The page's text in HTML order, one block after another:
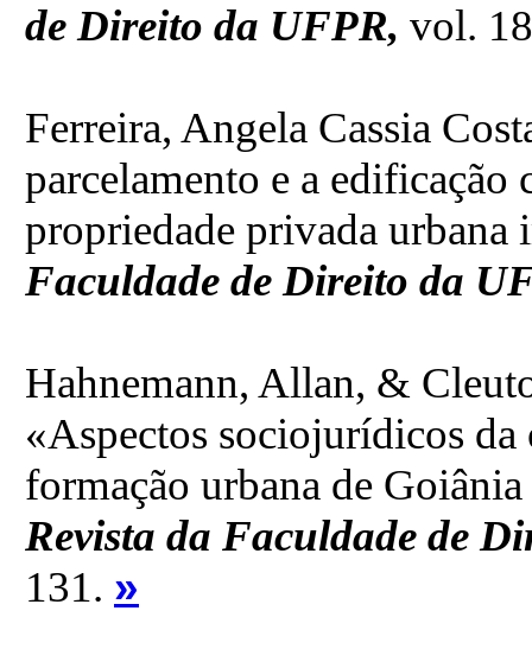
de Direito da UFPR, vol.
Ferreira, Angela Cassia
parcelamento e a
propriedade privada
Faculdade de Direito da
Hahnemann, Allan, &
«Aspectos sociojurídicos da
formação urbana de
Revista da Faculdade de
131. »